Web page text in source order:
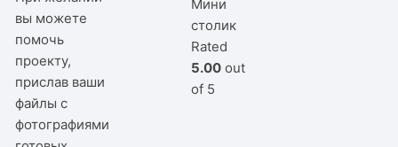
вы можете
помочь
проекту,
прислав ваши
файлы с
фотографиями
Мини
столик
Rated
5.00 out
of 5